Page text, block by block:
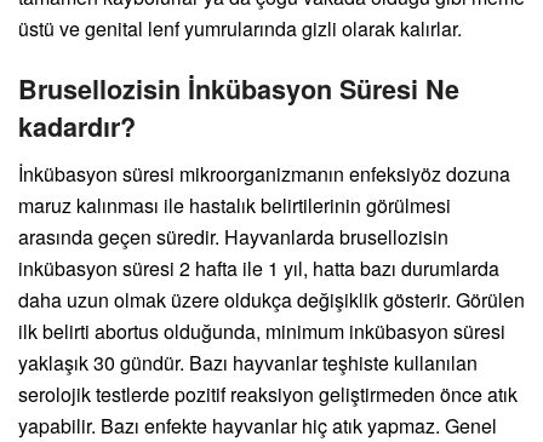
üstü ve genital lenf yumrularında gizli olarak kalırlar.
Brusellozisin İnkübasyon Süresi Ne
kadardır?
İnkübasyon süresi mikroorganizmanın enfeksiyöz dozuna
maruz kalınması ile hastalık belirtilerinin görülmesi
arasında geçen süredir. Hayvanlarda brusellozisin
inkübasyon süresi 2 hafta ile 1 yıl, hatta bazı durumlarda
daha uzun olmak üzere oldukça değişiklik gösterir. Görülen
ilk belirti abortus olduğunda, minimum inkübasyon süresi
yaklaşık 30 gündür. Bazı hayvanlar teşhiste kullanılan
serolojik testlerde pozitif reaksiyon geliştirmeden önce atık
yapabilir. Bazı enfekte hayvanlar hiç atık yapmaz. Genel